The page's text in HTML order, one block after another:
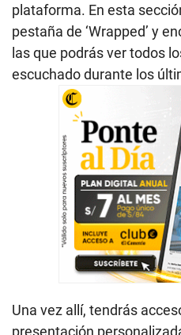
plataforma. En esta
pestaña de ‘Wrapped’ y
las que podrás ver todos
escuchado durante los
Una vez allí, tendrás
presentación